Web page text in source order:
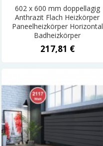
602 x 600 mm doppellagig
Anthrazit Flach Heizkörper
Paneelheizkörper Horizontal
Badheizkörper
217,81 €